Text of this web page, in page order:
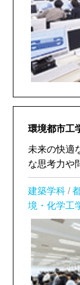
環境都市工
未来の快適
な思考力や
建築学科 /
境・化学工